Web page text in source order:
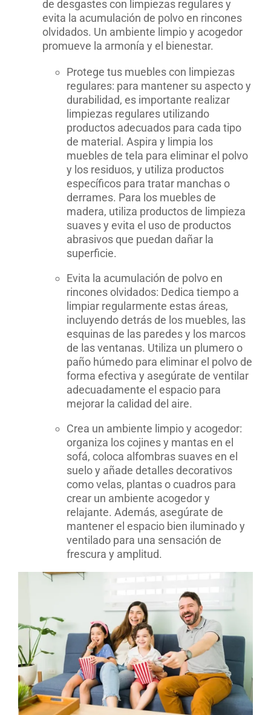
de desgastes con limpiezas regulares y
evita la acumulación de polvo en rincones
olvidados. Un ambiente limpio y acogedor
promueve la armonía y el bienestar.
Protege tus muebles con limpiezas
regulares: para mantener su aspecto y
durabilidad, es importante realizar
limpiezas regulares utilizando
productos adecuados para cada tipo
de material. Aspira y limpia los
muebles de tela para eliminar el polvo
y los residuos, y utiliza productos
específicos para tratar manchas o
derrames. Para los muebles de
madera, utiliza productos de limpieza
suaves y evita el uso de productos
abrasivos que puedan dañar la
superficie.
Evita la acumulación de polvo en
rincones olvidados: Dedica tiempo a
limpiar regularmente estas áreas,
incluyendo detrás de los muebles, las
esquinas de las paredes y los marcos
de las ventanas. Utiliza un plumero o
paño húmedo para eliminar el polvo de
forma efectiva y asegúrate de ventilar
adecuadamente el espacio para
mejorar la calidad del aire.
Crea un ambiente limpio y acogedor:
organiza los cojines y mantas en el
sofá, coloca alfombras suaves en el
suelo y añade detalles decorativos
como velas, plantas o cuadros para
crear un ambiente acogedor y
relajante. Además, asegúrate de
mantener el espacio bien iluminado y
ventilado para una sensación de
frescura y amplitud.